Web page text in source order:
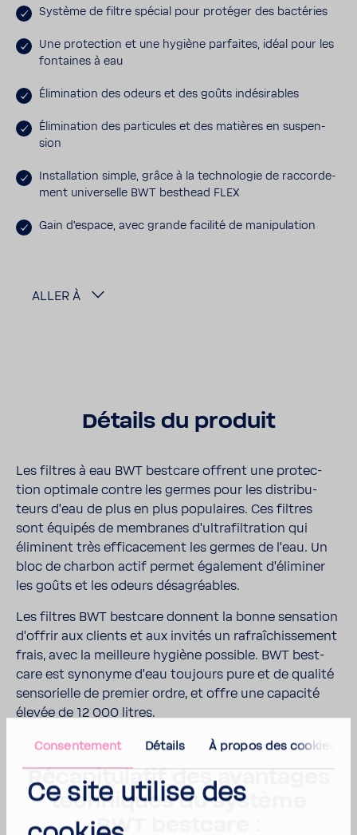
Consen­te­ment Détails À propos des cookies
Ce site utilise des
Système de filtre spécial pour protéger des bacté­ries
Une protec­tion et une hygiène parfaites, idéal pour les
fontaines à eau
Élimi­na­tion des odeurs et des goûts indé­si­rables
Élimi­na­tion des parti­cules et des matières en suspen­
sion
Instal­la­tion simple, grâce à la tech­no­logie de raccor­de­
ment univer­selle BWT besthead FLEX
Gain d'es­pace, avec grande faci­lité de mani­pu­la­tion
ALLER À
Détails du produit
Les filtres à eau BWT best­care offrent une protec­
tion opti­male contre les germes pour les distri­bu­
teurs d'eau de plus en plus popu­laires. Ces filtres
sont équipés de membranes d'ul­tra­fil­tra­tion qui
éliminent très effi­ca­ce­ment les germes de l'eau. Un
bloc de charbon actif permet égale­ment d'éli­miner
les goûts et les odeurs désa­gréables.
Les filtres BWT best­care donnent la bonne sensa­tion
d'of­frir aux clients et aux invités un rafraî­chis­se­ment
frais, avec la meilleure hygiène possible. BWT best­
care est syno­nyme d'eau toujours pure et de qualité
senso­rielle de premier ordre, et offre une capa­cité
élevée de 12 000 litres.
Réca­pi­tu­latif des avan­tages
tech­niques du système
BWT best­care :